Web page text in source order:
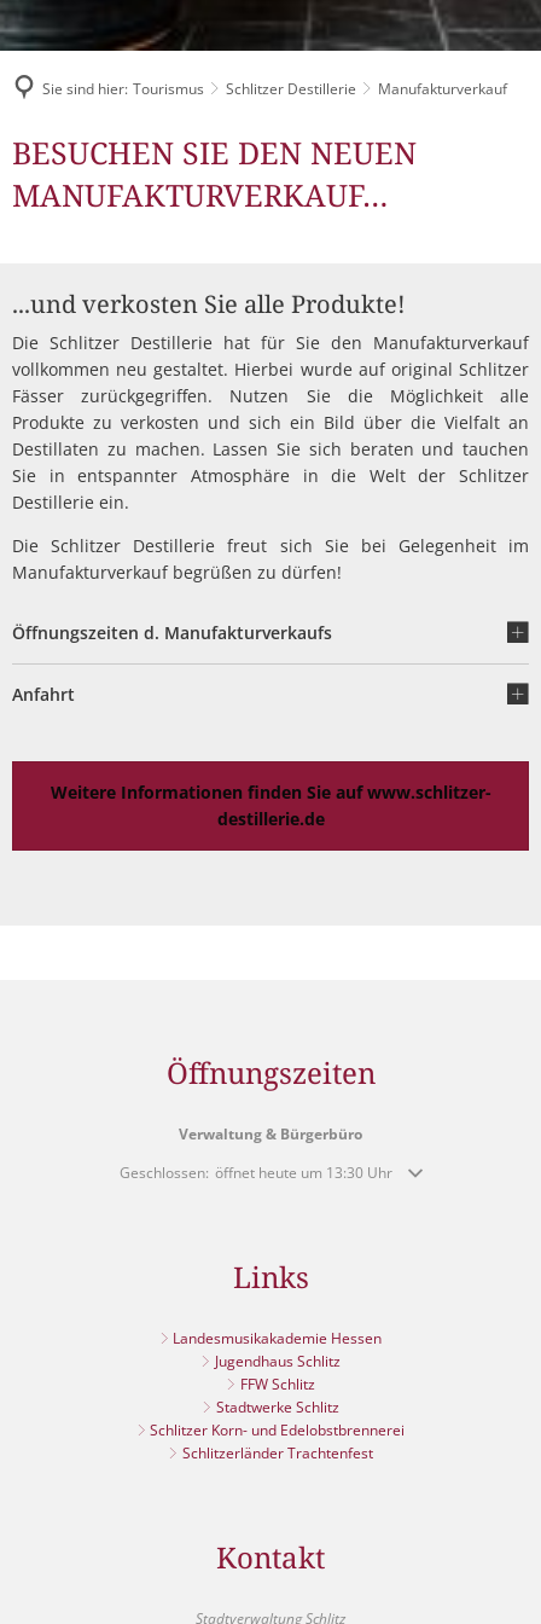
Bürgerhaus
Konzertsaal LMAH
Schlitzer Geschichten
Sie sind hier: Tourismus Schlitzer Destillerie Manufakturverkauf
Manufakturverkauf
BESUCHEN SIE DEN NEUEN
MANUFAKTURVERKAUF…
...und verkosten Sie alle Produkte!
Die Schlitzer Destillerie hat für Sie den Manufakturverkauf
vollkommen neu gestaltet. Hierbei wurde auf original Schlitzer
Fässer zurückgegriffen. Nutzen Sie die Möglichkeit alle
Produkte zu verkosten und sich ein Bild über die Vielfalt an
Destillaten zu machen. Lassen Sie sich beraten und tauchen
Sie in entspannter Atmosphäre in die Welt der Schlitzer
Destillerie ein.
Die Schlitzer Destillerie freut sich Sie bei Gelegenheit im
Manufakturverkauf begrüßen zu dürfen!
Öffnungszeiten d. Manufakturverkaufs
Anfahrt
Weitere Informationen finden Sie auf www.schlitzer-
destillerie.de
Öffnungszeiten
Verwaltung & Bürgerbüro
Klicken, um weitere Öffnungs- oder Schließzeiten
Geschlossen: öffnet heute um 13:30 Uhr
Links
Landesmusikakademie Hessen
Jugendhaus Schlitz
FFW Schlitz
Stadtwerke Schlitz
Schlitzer Korn- und Edelobstbrennerei
Schlitzerländer Trachtenfest
Kontakt
Stadtverwaltung Schlitz